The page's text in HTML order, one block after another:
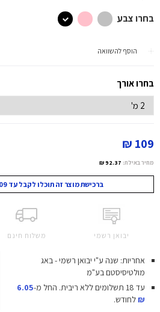
בחרו צבע
הוסף להשוואה
בחרו אורך
109 ₪
מחיר באילת: 92.37 ₪
ברכישת מוצר זה תוכלו לקבל עד 109 נקודות מועדון!
יבואן רשמי משלוח חינם
אחריות: שנה ע"י יבואן רשמי - באג
מולטיסיסטם בע"מ
עד 18 תשלומים ללא ריבית.
החל מ-6.05
₪לחודש.